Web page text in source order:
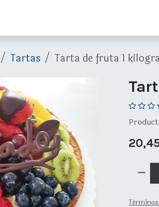
Tartas Tarta de fruta 1